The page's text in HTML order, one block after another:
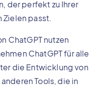
der perfekt zu Ihrer
Zielen passt.
ChatGPT nutzen
ChatGPT für alle
die Entwicklung von
Tools, die in